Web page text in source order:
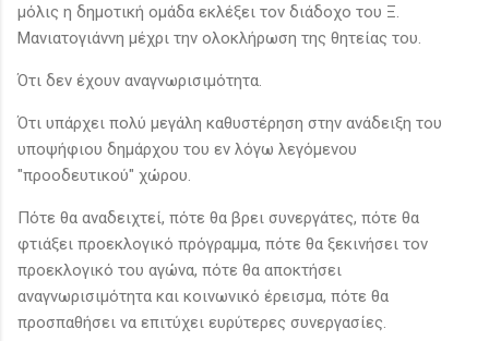
μόλις η δημοτική ομάδα εκλέξει τον διάδοχο του Ξ.
Μανιατογιάννη μέχρι την ολοκλήρωση της θητείας του.
Ότι δεν έχουν αναγνωρισιμότητα.
Ότι υπάρχει πολύ μεγάλη καθυστέρηση στην ανάδειξη του
υποψήφιου δημάρχου του εν λόγω λεγόμενου
"προοδευτικού" χώρου.
Πότε θα αναδειχτεί, πότε θα βρει συνεργάτες, πότε θα
φτιάξει προεκλογικό πρόγραμμα, πότε θα ξεκινήσει τον
προεκλογικό του αγώνα, πότε θα αποκτήσει
αναγνωρισιμότητα και κοινωνικό έρεισμα, πότε θα
προσπαθήσει να επιτύχει ευρύτερες συνεργασίες.